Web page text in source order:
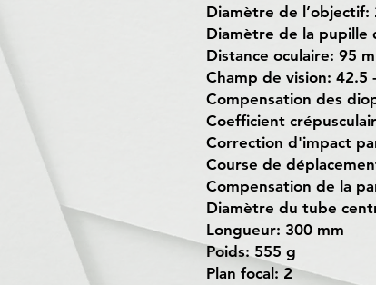
Diamètre de l’objectif:
Diamètre de la pupille
Distance oculaire: 95
Champ de vision: 42.5
Compensation des
Coefficient
Correction d'impact
Course de
Compensation de la
Diamètre du tube
Longueur: 300 mm
Poids: 555 g
Plan focal: 2